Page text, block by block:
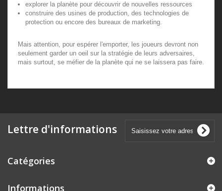
explorer la planète pour découvrir de nouvelles ressources
construire des usines de production, des technologies de
protection ou encore des bureaux de marketing.
Mais attention, pour espérer l'emporter, les joueurs devront non
seulement garder un oeil sur la stratégie de leurs adversaires,
mais surtout, se méfier de la planète qui ne se laissera pas faire.
Lettre d'informations
Catégories
Informations